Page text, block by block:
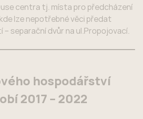
centra tj. místa pro předcházení
lze nepotřebné věci předat
– separační dvůr na ul.Propojovací.
hospodářství
2017 – 2022